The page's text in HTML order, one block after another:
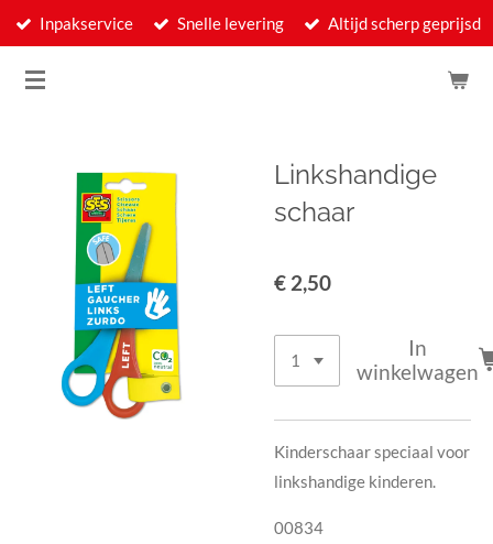
Ga
naar
Inpakservice Snelle levering Altijd scherp geprijsd
Linkshandige
schaar
€ 2,50
In
winkelwagen
Kinderschaar speciaal voor
linkshandige kinderen.
00834